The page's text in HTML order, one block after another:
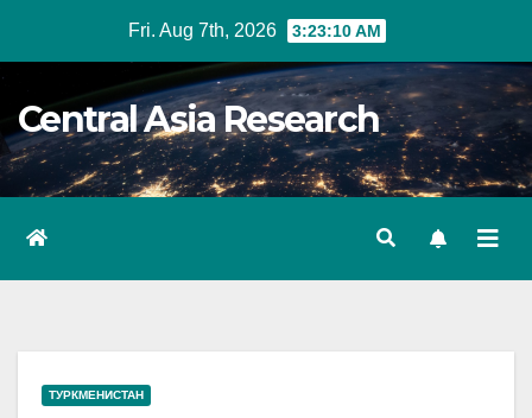
Fri. Aug 7th, 2026 3:23:11 AM
Central Asia Research
ТУРКМЕНИСТАН